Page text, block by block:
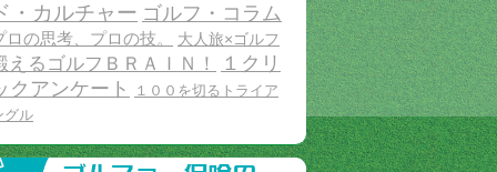
・カルチャー ゴルフ・コラム
ロの思考、プロの技。 大人旅×ゴルフ
えるゴルフＢＲＡＩＮ！
１クリ
クアンケート
１００を切るトライア
グル